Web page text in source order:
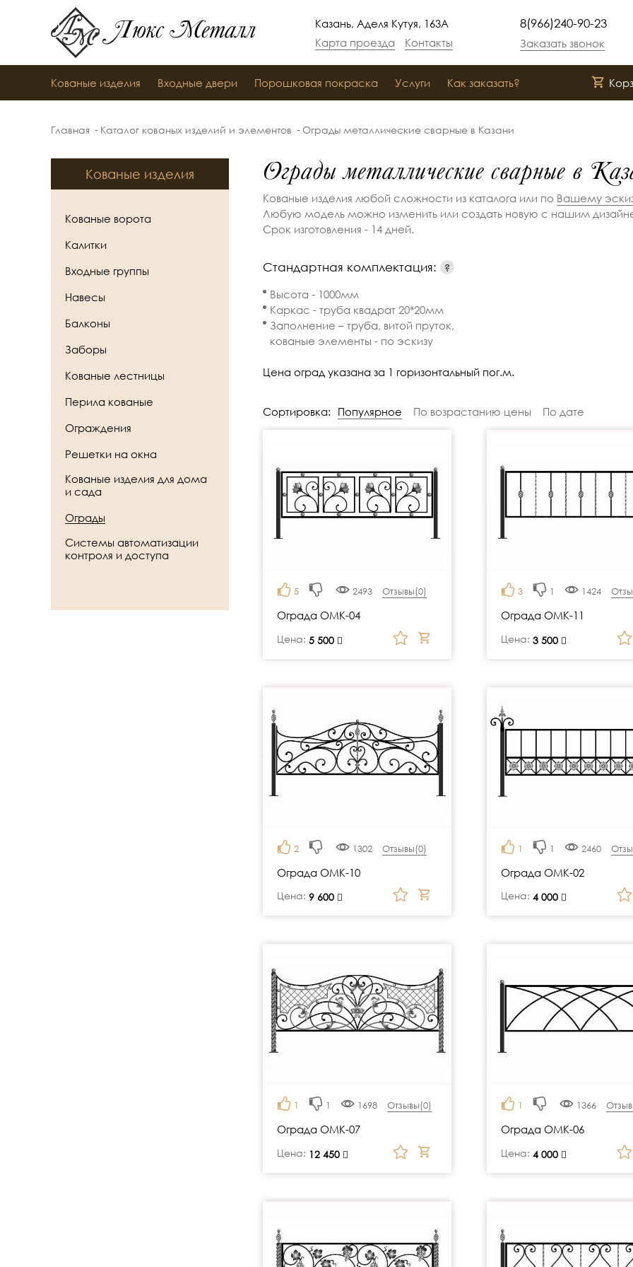
Люкс Металл
Казань, Аделя Кутуя, 163А
Карта проезда
Контакты
8(966)240-90-23
Заказать звонок
Кованые изделия Входные двери Порошковая покраска Услуги Как заказать?
Главная Каталог кованых изделий и элементов Ограды металлические сварные в Казани
Ограды металлические сварные в
Кованые изделия любой сложности из каталога или по Вашему
Любую модель можно изменить или создать новую с нашим
Срок изготовления - 14 дней.
Стандартная комплектация: ?
Высота - 1000мм
Каркас - труба квадрат 20*20мм
Заполнение – труба, витой пруток,
кованые элементы - по эскизу
Цена оград указана за 1 горизонтальный пог.м.
Сортировка: Популярное По возрастанию цены По дате
5 2493 Отзывы(0)
Ограда ОМК-04
Цена: 5 500
руб.
3 1 1424
Ограда ОМК-11
Цена: 3 500
руб.
2 1302 Отзывы(0)
Ограда ОМК-10
Цена: 9 600
руб.
1 1 2460
Ограда ОМК-02
Цена: 4 000
руб.
1 1 1698 Отзывы(0)
Ограда ОМК-07
Цена: 12 450
руб.
1 1366
Ограда ОМК-06
Цена: 4 000
руб.
Кованые изделия
Кованые ворота
Калитки
Входные группы
Навесы
Балконы
Заборы
Кованые лестницы
Перила кованые
Ограждения
Решетки на окна
Кованые изделия для дома
и сада
Ограды
Системы автоматизации
контроля и доступа